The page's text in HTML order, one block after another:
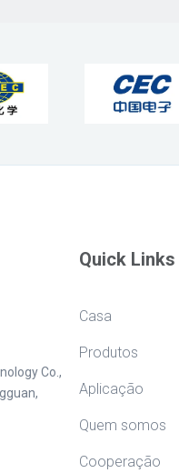
Co.,
Quick Links
Casa
Produtos
Aplicação
Quem somos
Cooperação